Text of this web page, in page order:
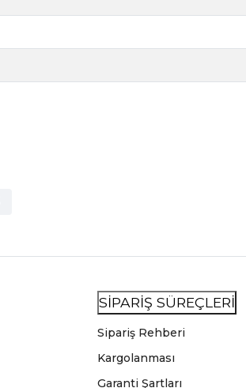
SİPARİŞ SÜREÇLERİ
Sipariş Rehberi
Kargolanması
Garanti Şartları